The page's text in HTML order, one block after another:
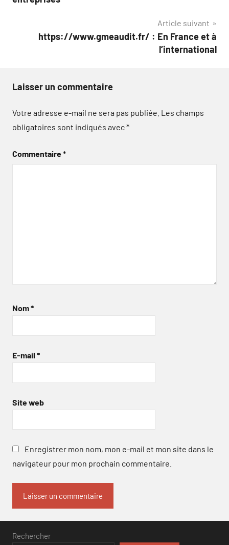
Article suivant
https://www.gmeaudit.fr/ : En France et à
l’international
Laisser un commentaire
Votre adresse e-mail ne sera pas publiée. Les champs
obligatoires sont indiqués avec*
Commentaire*
Nom*
E-mail *
Site web
Enregistrer mon nom, mon e-mail et mon site dans le
navigateur pour mon prochain commentaire.
Rechercher